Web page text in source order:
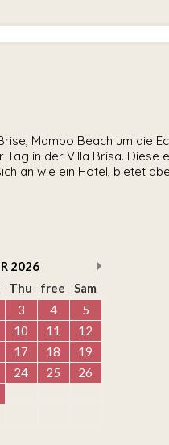
Mambo Beach um die
in der Villa Brisa. Diese
an wie ein Hotel, bietet
2026
Thu free
Sam
3 4
5
10 11
12
17 18
19
24 25
26